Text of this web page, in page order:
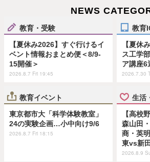
NEWS
教育・受験
【夏休み2026】すぐ行けるイ
ベント情報おまとめ便＜8/9-
15開催＞
2026.8.7 Fri 19:45
教育
【夏休
ス工学
ア講座6
2026.7.30
教育イベント
東京都市大「科学体験教室」
24の実験企画…小中向け9/6
2026.8.7 Fri 18:15
生活
【高校
森山田
商・英
東vs新
2026.8.9